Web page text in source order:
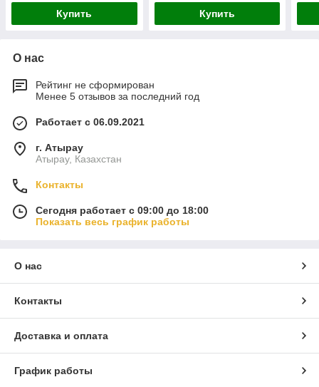
Купить Купить
О нас
Рейтинг не сформирован
Менее 5 отзывов за последний год
Работает с 06.09.2021
г. Атырау
Атырау, Казахстан
Контакты
Сегодня работает с 09:00 до 18:00
Показать весь график работы
О нас
Контакты
Доставка и оплата
График работы